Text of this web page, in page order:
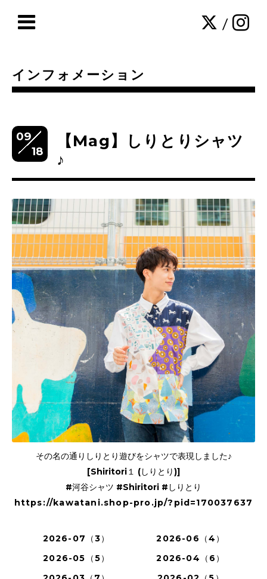
/
インフォメーション
09
18
【Mag】しりとりシャツ
♪
その名の通りしりとり遊びをシャツで表現しました♪
[Shiritori１ (しりとり)]
#河谷シャツ #Shiritori #しりとり
https://kawatani.shop-pro.jp/?pid=170037637
2026-07（3）
2026-06（4）
2026-05（5）
2026-04（6）